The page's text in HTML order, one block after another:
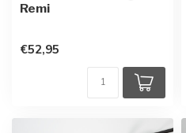
Remi
€52,95